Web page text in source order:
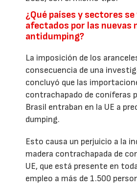
¿Qué países y sectores se
afectados por las nuevas
antidumping?
La imposición de los
consecuencia de una
concluyó que las
contrachapado de coníferas
Brasil entraban en la UE a
dumping.
Esto causa un perjuicio a la
madera contrachapada de
UE, que está presente en
empleo a más de 1.500